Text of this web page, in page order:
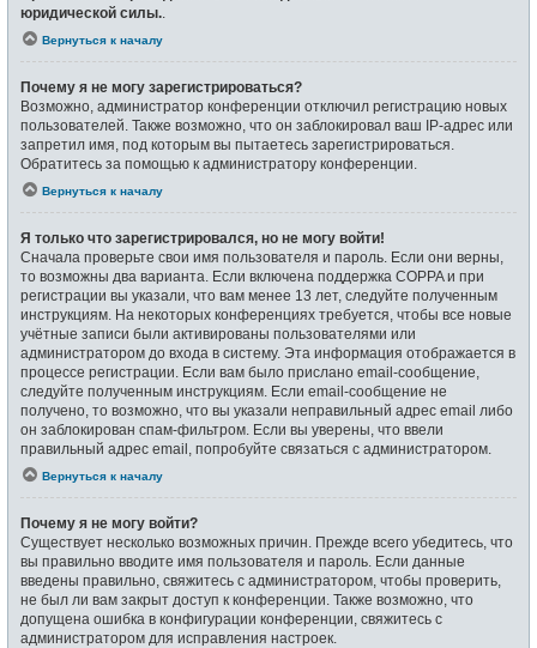
юридической силы.
Вернуться к началу
Почему я не могу зарегистрироваться?
Возможно, администратор конференции отключил регистрацию новых
пользователей. Также возможно, что он заблокировал ваш IP-адрес или
запретил имя, под которым вы пытаетесь зарегистрироваться.
Обратитесь за помощью к администратору конференции.
Вернуться к началу
Я только что зарегистрировался, но не могу войти!
Сначала проверьте свои имя пользователя и пароль. Если они верны,
то возможны два варианта. Если включена поддержка COPPA и при
регистрации вы указали, что вам менее 13 лет, следуйте полученным
инструкциям. На некоторых конференциях требуется, чтобы все новые
учётные записи были активированы пользователями или
администратором до входа в систему. Эта информация отображается в
процессе регистрации. Если вам было прислано email-сообщение,
следуйте полученным инструкциям. Если email-сообщение не
получено, то возможно, что вы указали неправильный адрес email либо
он заблокирован спам-фильтром. Если вы уверены, что ввели
правильный адрес email, попробуйте связаться с администратором.
Вернуться к началу
Почему я не могу войти?
Существует несколько возможных причин. Прежде всего убедитесь, что
вы правильно вводите имя пользователя и пароль. Если данные
введены правильно, свяжитесь с администратором, чтобы проверить,
не был ли вам закрыт доступ к конференции. Также возможно, что
допущена ошибка в конфигурации конференции, свяжитесь с
администратором для исправления настроек.